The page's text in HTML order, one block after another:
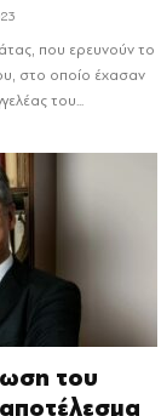
που ερευνούν το
στο οποίο έχασαν
του...
του